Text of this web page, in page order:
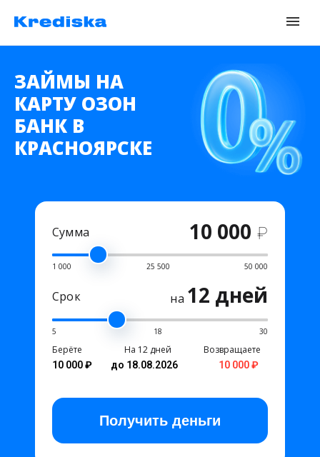
ЗАЙМЫ НА
КАРТУ ОЗОН
БАНК В
КРАСНОЯРСКЕ
Сумма 10 000 ₽
1 000 25 500 50 000
Срок на 12 дней
5 18 30
Берёте
10 000 ₽
На 12 дней
до 18.08.2026
Возвращаете
10 000 ₽
Получить деньги